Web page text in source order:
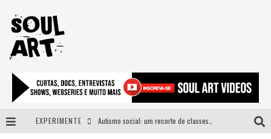
EXPERIMENTE